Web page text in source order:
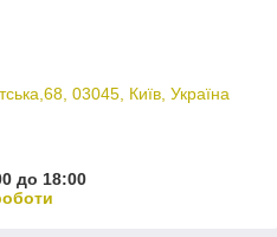
03045, Київ, Україна
до 18:00